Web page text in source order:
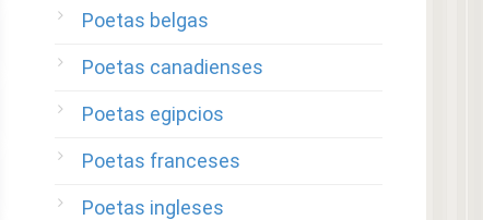
Poetas belgas
Poetas canadienses
Poetas egipcios
Poetas franceses
Poetas ingleses